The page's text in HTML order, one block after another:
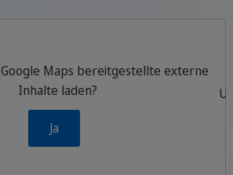
Google Maps bereitgestellte externe
Inhalte laden?
Ja